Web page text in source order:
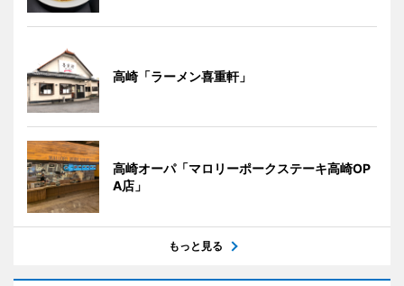
高崎「ラーメン喜重軒」
高崎オーパ「マロリーポークステーキ高崎OP
A店」
もっと見る